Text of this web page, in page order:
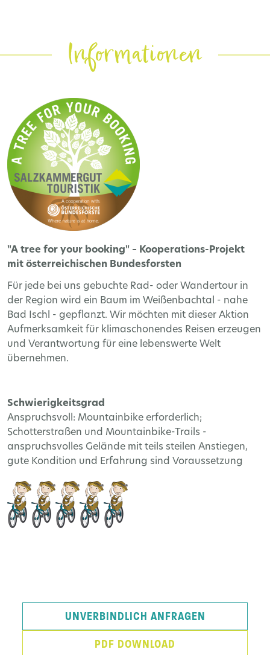
Informationen
"A tree for your booking" – Kooperations-Projekt
mit österreichischen Bundesforsten
Für jede bei uns gebuchte Rad- oder Wandertour in
der Region wird ein Baum im Weißenbachtal - nahe
Bad Ischl - gepflanzt. Wir möchten mit dieser Aktion
Aufmerksamkeit für klimaschonendes Reisen erzeugen
und Verantwortung für eine lebenswerte Welt
übernehmen.
Schwierigkeitsgrad
Anspruchsvoll: Mountainbike erforderlich;
Schotterstraßen und Mountainbike-Trails -
anspruchsvolles Gelände mit teils steilen Anstiegen,
gute Kondition und Erfahrung sind Voraussetzung
UNVERBINDLICH ANFRAGEN
PDF DOWNLOAD